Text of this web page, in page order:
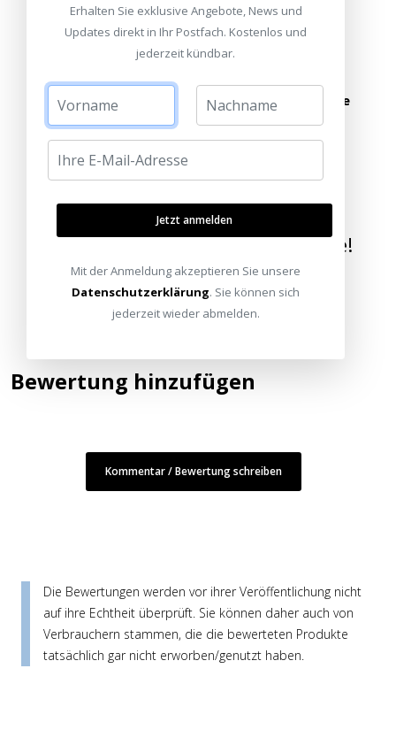
Alle Standorte Termin vereinbaren
oder schreiben Sie uns: info@heimkinoraum.de
Wir bringen die Welt nach Hause!
Bewertung hinzufügen
Kommentar / Bewertung schreiben
Die Bewertungen werden vor ihrer Veröffentlichung nicht
auf ihre Echtheit überprüft. Sie können daher auch von
Verbrauchern stammen, die die bewerteten Produkte
tatsächlich gar nicht erworben/genutzt haben.
Erhalten Sie exklusive Angebote, News und
Updates direkt in Ihr Postfach. Kostenlos und
jederzeit kündbar.
Jetzt anmelden
Mit der Anmeldung akzeptieren Sie unsere
Datenschutzerklärung. Sie können sich
jederzeit wieder abmelden.